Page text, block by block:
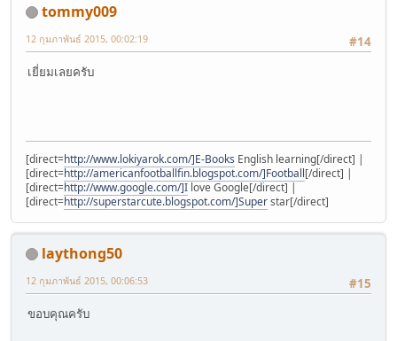
tommy009
#14
12 กุมภาพันธ์ 2015, 00:02:19
เยี่ยมเลยครับ
[direct=http://www.lokiyarok.com/]E-Books English learning[/direct] |
[direct=http://americanfootballfin.blogspot.com/]Football[/direct] |
[direct=http://www.google.com/]I love Google[/direct] |
[direct=http://superstarcute.blogspot.com/]Superstar[/direct]
laythong50
#15
12 กุมภาพันธ์ 2015, 00:06:53
ขอบคุณครับ